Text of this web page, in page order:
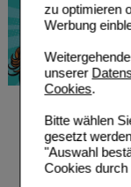
zu optimieren
Werbung
unserer
Cookies.
Bitte wählen
gesetzt
"Auswahl
Cookies